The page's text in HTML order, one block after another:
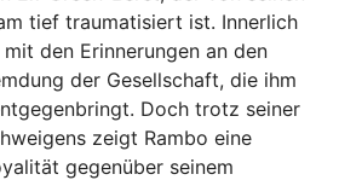
tief traumatisiert ist. Innerlich
den Erinnerungen an den
der Gesellschaft, die ihm
Doch trotz seiner
zeigt Rambo eine
gegenüber seinem